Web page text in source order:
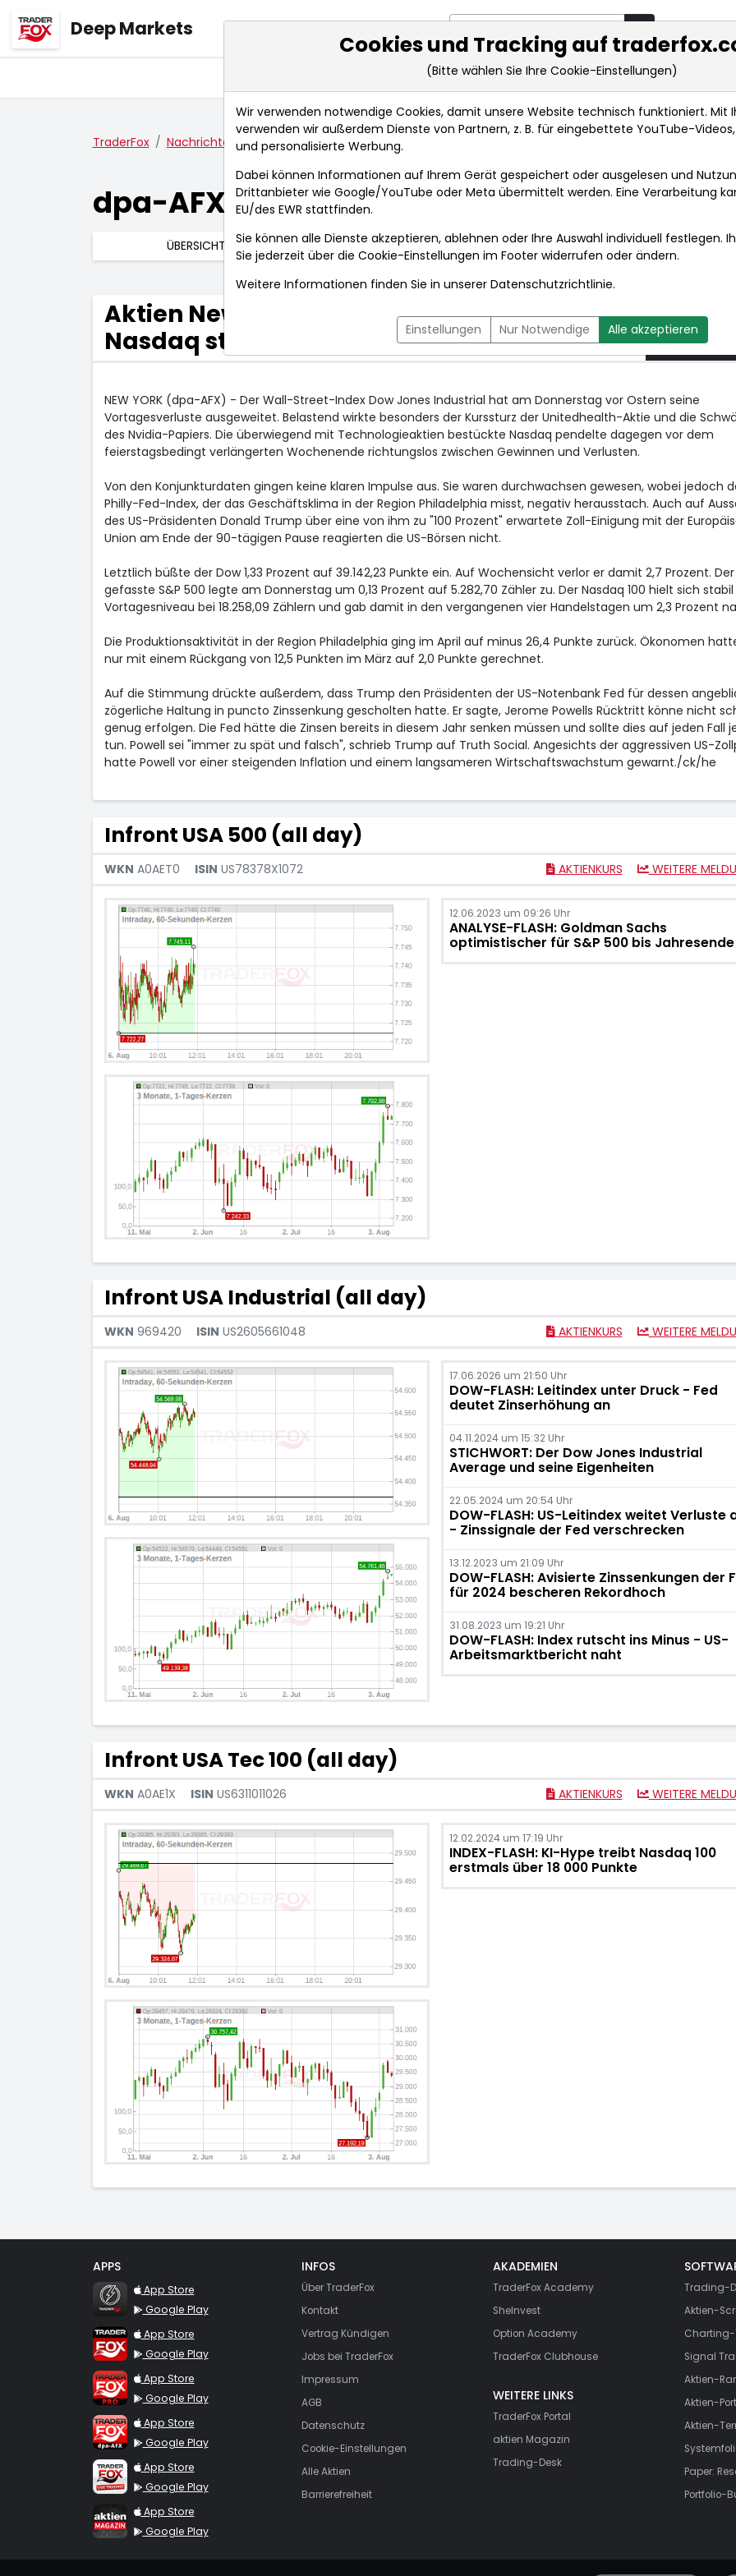
Deep Markets
Markt-Analysen Market Tools Realtimekurse Nachrichten
TraderFox Nachrichten dpa-AFX Compact Aktien New York Schluss: Dow schwach und Nasdaq st...
dpa-AFX Compact
ÜBERSICHT DPA-AFX PROFEED DPA-AFX COMPACT
Aktien New York Schluss: Dow schwach und
Nasdaq stabil vor Ostern
um 22:19
NEW YORK (dpa-AFX) - Der Wall-Street-Index Dow Jones Industrial hat am Donnerstag vor Ostern seine
Vortagesverluste ausgeweitet. Belastend wirkte besonders der Kurssturz der Unitedhealth-Aktie und die
des Nvidia-Papiers. Die überwiegend mit Technologieaktien bestückte Nasdaq pendelte dagegen vor dem
feierstagsbedingt verlängerten Wochenende richtungslos zwischen Gewinnen und Verlusten.
Von den Konjunkturdaten gingen keine klaren Impulse aus. Sie waren durchwachsen gewesen, wobei jedoch
Philly-Fed-Index, der das Geschäftsklima in der Region Philadelphia misst, negativ herausstach. Auch auf
des US-Präsidenten Donald Trump über eine von ihm zu "100 Prozent" erwartete Zoll-Einigung mit der
Union am Ende der 90-tägigen Pause reagierten die US-Börsen nicht.
Letztlich büßte der Dow 1,33 Prozent auf 39.142,23 Punkte ein. Auf Wochensicht verlor er damit 2,7 Prozent.
gefasste S&P 500 legte am Donnerstag um 0,13 Prozent auf 5.282,70 Zähler zu. Der Nasdaq 100 hielt sich
Vortagesniveau bei 18.258,09 Zählern und gab damit in den vergangenen vier Handelstagen um 2,3 Prozent
Die Produktionsaktivität in der Region Philadelphia ging im April auf minus 26,4 Punkte zurück. Ökonomen
nur mit einem Rückgang von 12,5 Punkten im März auf 2,0 Punkte gerechnet.
Auf die Stimmung drückte außerdem, dass Trump den Präsidenten der US-Notenbank Fed für dessen
zögerliche Haltung in puncto Zinssenkung gescholten hatte. Er sagte, Jerome Powells Rücktritt könne nicht
genug erfolgen. Die Fed hätte die Zinsen bereits in diesem Jahr senken müssen und sollte dies auf jeden Fall
tun. Powell sei "immer zu spät und falsch", schrieb Trump auf Truth Social. Angesichts der aggressiven US-
hatte Powell vor einer steigenden Inflation und einem langsameren Wirtschaftswachstum gewarnt./ck/he
Infront USA 500 (all day)
WKN A0AET0 ISIN US78378X1072 AKTIENKURS WEITERE
12.06.2023 um 09:26 Uhr
ANALYSE-FLASH: Goldman Sachs
optimistischer für S&P 500 bis Jahresende
Infront USA Industrial (all day)
WKN 969420 ISIN US2605661048 AKTIENKURS WEITERE
17.06.2026 um 21:50 Uhr
DOW-FLASH: Leitindex unter Druck - Fed
deutet Zinserhöhung an
04.11.2024 um 15:32 Uhr
STICHWORT: Der Dow Jones Industrial
Average und seine Eigenheiten
22.05.2024 um 20:54 Uhr
DOW-FLASH: US-Leitindex weitet Verluste
- Zinssignale der Fed verschrecken
13.12.2023 um 21:09 Uhr
DOW-FLASH: Avisierte Zinssenkungen der
für 2024 bescheren Rekordhoch
31.08.2023 um 19:21 Uhr
DOW-FLASH: Index rutscht ins Minus - US-
Arbeitsmarktbericht naht
Infront USA Tec 100 (all day)
WKN A0AE1X ISIN US6311011026 AKTIENKURS WEITERE
12.02.2024 um 17:19 Uhr
INDEX-FLASH: KI-Hype treibt Nasdaq 100
erstmals über 18 000 Punkte
APPS
TraderFox Flash
App Store
Google Play
TraderFox App
App Store
Google Play
TraderFox Pro
App Store
Google Play
TraderFox dpa-AFX ProFeed
App Store
Google Play
TraderFox Live Trading
App Store
Google Play
TraderFox aktien Magazin
App Store
Google Play
INFOS
Über TraderFox
Kontakt
Vertrag Kündigen
Jobs bei TraderFox
Impressum
AGB
Datenschutz
Cookie-Einstellungen
Alle Aktien
Barrierefreiheit
AKADEMIEN
TraderFox Academy
SheInvest
Option Academy
TraderFox Clubhouse
WEITERE LINKS
TraderFox Portal
aktien Magazin
Trading-Desk
Trading-
Aktien-
Charting-
Signal
Aktien-
Aktien-
Aktien-
Paper:
Portfolio-
Cookies und Tracking auf
(Bitte wählen Sie Ihre Cookie-Einstellungen)
Wir verwenden notwendige Cookies, damit unsere Website technisch funktioniert. Mit
verwenden wir außerdem Dienste von Partnern, z. B. für eingebettete YouTube-
und personalisierte Werbung.
Dabei können Informationen auf Ihrem Gerät gespeichert oder ausgelesen und
Drittanbieter wie Google/YouTube oder Meta übermittelt werden. Eine Verarbeitung
EU/des EWR stattfinden.
Sie können alle Dienste akzeptieren, ablehnen oder Ihre Auswahl individuell festlegen.
Sie jederzeit über die Cookie-Einstellungen im Footer widerrufen oder ändern.
Weitere Informationen finden Sie in unserer Datenschutzrichtlinie.
Einstellungen Nur Notwendige Alle akzeptieren